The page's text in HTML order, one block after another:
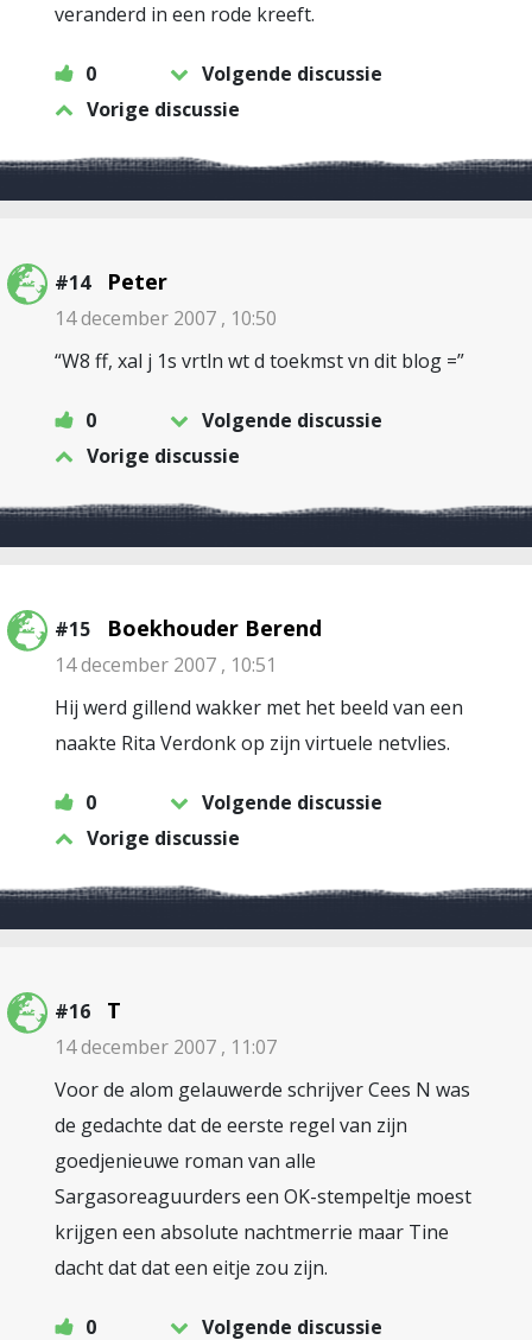
veranderd in een rode kreeft.
0
Volgende discussie
Vorige discussie
#14 Peter
14 december 2007 , 10:50
“W8 ff, xal j 1s vrtln wt d toekmst vn dit blog =”
0
Volgende discussie
Vorige discussie
#15 Boekhouder Berend
14 december 2007 , 10:51
Hij werd gillend wakker met het beeld van een
naakte Rita Verdonk op zijn virtuele netvlies.
0
Volgende discussie
Vorige discussie
#16 T
14 december 2007 , 11:07
Voor de alom gelauwerde schrijver Cees N was
de gedachte dat de eerste regel van zijn
goedjenieuwe roman van alle
Sargasoreaguurders een OK-stempeltje moest
krijgen een absolute nachtmerrie maar Tine
dacht dat dat een eitje zou zijn.
0 Volgende discussie